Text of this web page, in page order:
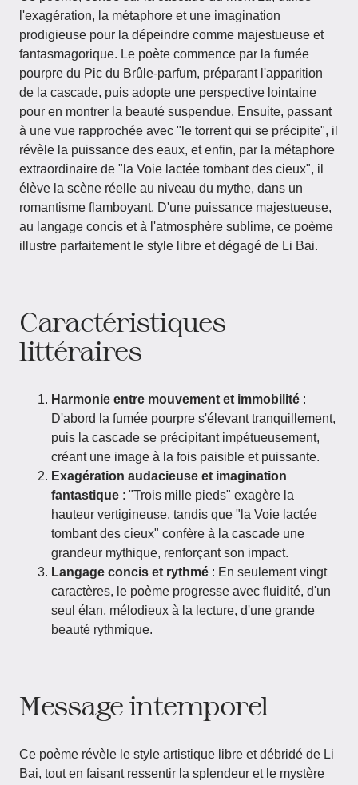
l'exagération, la métaphore et une imagination
prodigieuse pour la dépeindre comme majestueuse et
fantasmagorique. Le poète commence par la fumée
pourpre du Pic du Brûle-parfum, préparant l'apparition
de la cascade, puis adopte une perspective lointaine
pour en montrer la beauté suspendue. Ensuite, passant
à une vue rapprochée avec "le torrent qui se précipite", il
révèle la puissance des eaux, et enfin, par la métaphore
extraordinaire de "la Voie lactée tombant des cieux", il
élève la scène réelle au niveau du mythe, dans un
romantisme flamboyant. D'une puissance majestueuse,
au langage concis et à l'atmosphère sublime, ce poème
illustre parfaitement le style libre et dégagé de Li Bai.
Caractéristiques
littéraires
Harmonie entre mouvement et immobilité :
D'abord la fumée pourpre s'élevant tranquillement,
puis la cascade se précipitant impétueusement,
créant une image à la fois paisible et puissante.
Exagération audacieuse et imagination
fantastique : "Trois mille pieds" exagère la
hauteur vertigineuse, tandis que "la Voie lactée
tombant des cieux" confère à la cascade une
grandeur mythique, renforçant son impact.
Langage concis et rythmé : En seulement vingt
caractères, le poème progresse avec fluidité, d'un
seul élan, mélodieux à la lecture, d'une grande
beauté rythmique.
Message intemporel
Ce poème révèle le style artistique libre et débridé de Li
Bai, tout en faisant ressentir la splendeur et le mystère